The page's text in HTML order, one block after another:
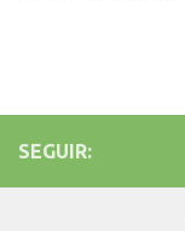
SEGUIR: